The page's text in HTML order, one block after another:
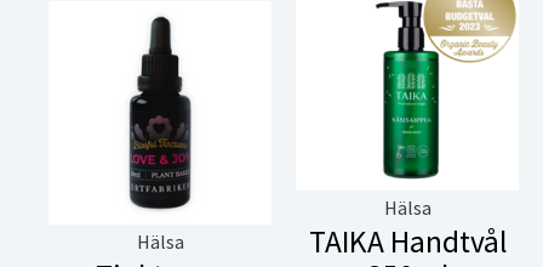
Hälsa
Hälsa
TAIKA Handtvål